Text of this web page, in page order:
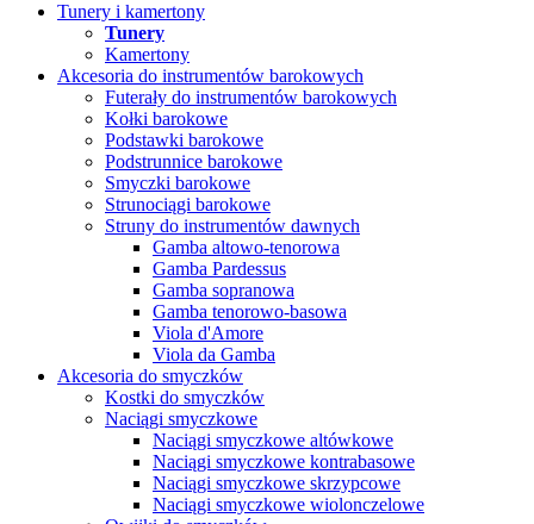
Tunery i kamertony
Tunery
Kamertony
Akcesoria do instrumentów barokowych
Futerały do instrumentów barokowych
Kołki barokowe
Podstawki barokowe
Podstrunnice barokowe
Smyczki barokowe
Strunociągi barokowe
Struny do instrumentów dawnych
Gamba altowo-tenorowa
Gamba Pardessus
Gamba sopranowa
Gamba tenorowo-basowa
Viola d'Amore
Viola da Gamba
Akcesoria do smyczków
Kostki do smyczków
Naciągi smyczkowe
Naciągi smyczkowe altówkowe
Naciągi smyczkowe kontrabasowe
Naciągi smyczkowe skrzypcowe
Naciągi smyczkowe wiolonczelowe